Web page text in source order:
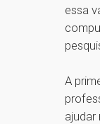
essa
A
ajudar